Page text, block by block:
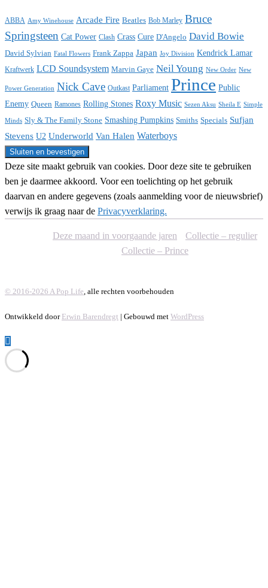
ABBA Amy Winehouse Arcade Fire Beatles Bob Marley Bruce
Springsteen Cat Power Clash Crass Cure D'Angelo David Bowie
David Sylvian Fatal Flowers Frank Zappa Japan Joy Division Kendrick Lamar
Kraftwerk LCD Soundsystem Marvin Gaye Neil Young New Order New
Power Generation Nick Cave Outkast Parliament Prince Public
Enemy Queen Ramones Rolling Stones Roxy Music Sezen Aksu Sheila E Simple
Minds Sly & The Family Stone Smashing Pumpkins Smiths Specials Sufjan
Stevens U2 Underworld Van Halen Waterboys
Deze site maakt gebruik van cookies. Door deze site te gebruiken
ben je daarmee akkoord. Voor een toelichting op het gebruik
daarvan en andere gegevens (zoals aanmelding voor de nieuwsbrief)
verwijs ik graag naar de Privacyverklaring.
Deze maand in voorgaande jaren
Collectie – regulier
Collectie – Prince
© 2016-2026 A Pop Life , alle rechten voorbehouden
Ontwikkeld door Erwin Barendregt | Gebouwd met WordPress